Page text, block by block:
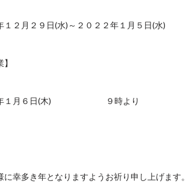
１２月２９日(水)～２０２２年１月５日(水)
】
年１月６日(木) ９時より
幸多き年となりますようお祈り申し上げます。